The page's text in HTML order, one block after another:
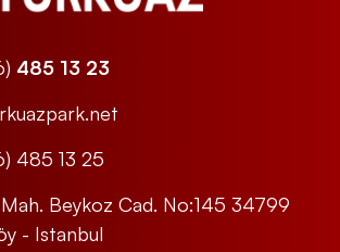
485 13 23
485 13 25
Mah. Beykoz Cad. No:145 34799
- Istanbul